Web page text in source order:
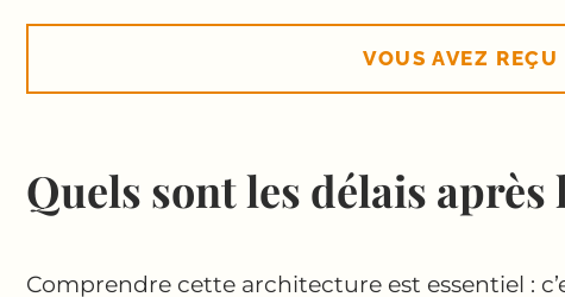
VOUS AVEZ
Quels sont les délais
Comprendre cette architecture est essentiel :